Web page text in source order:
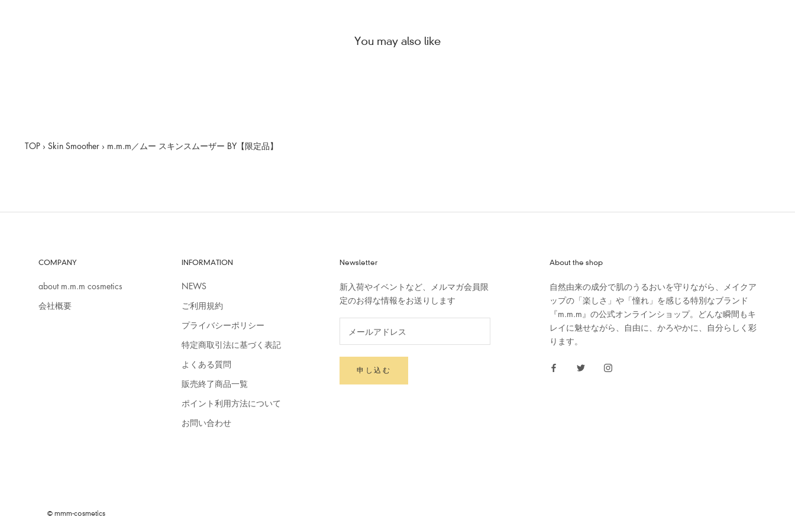
You may also like
TOP › Skin Smoother › m.m.m／ムー スキンスムーザー BY【限定品】
COMPANY
about m.m.m cosmetics
会社概要
INFORMATION
NEWS
ご利用規約
プライバシーポリシー
特定商取引法に基づく表記
よくある質問
販売終了商品一覧
ポイント利用方法について
お問い合わせ
Newsletter
新入荷やイベントなど、メルマガ会員限
定のお得な情報をお送りします
申し込む
About the shop
自然由来の成分で肌のうるおいを守りながら、メイクア
ップの「楽しさ」や「憧れ」を感じる特別なブランド
『m.m.m』の公式オンラインショップ。どんな瞬間もキ
レイに魅せながら、自由に、かろやかに、自分らしく彩
ります。
© mmm-cosmetics